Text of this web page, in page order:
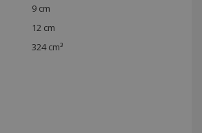
9 cm
12 cm
324 cm³